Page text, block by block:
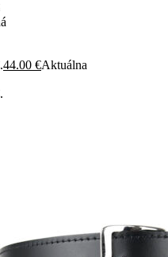
44.00 €Aktuálna